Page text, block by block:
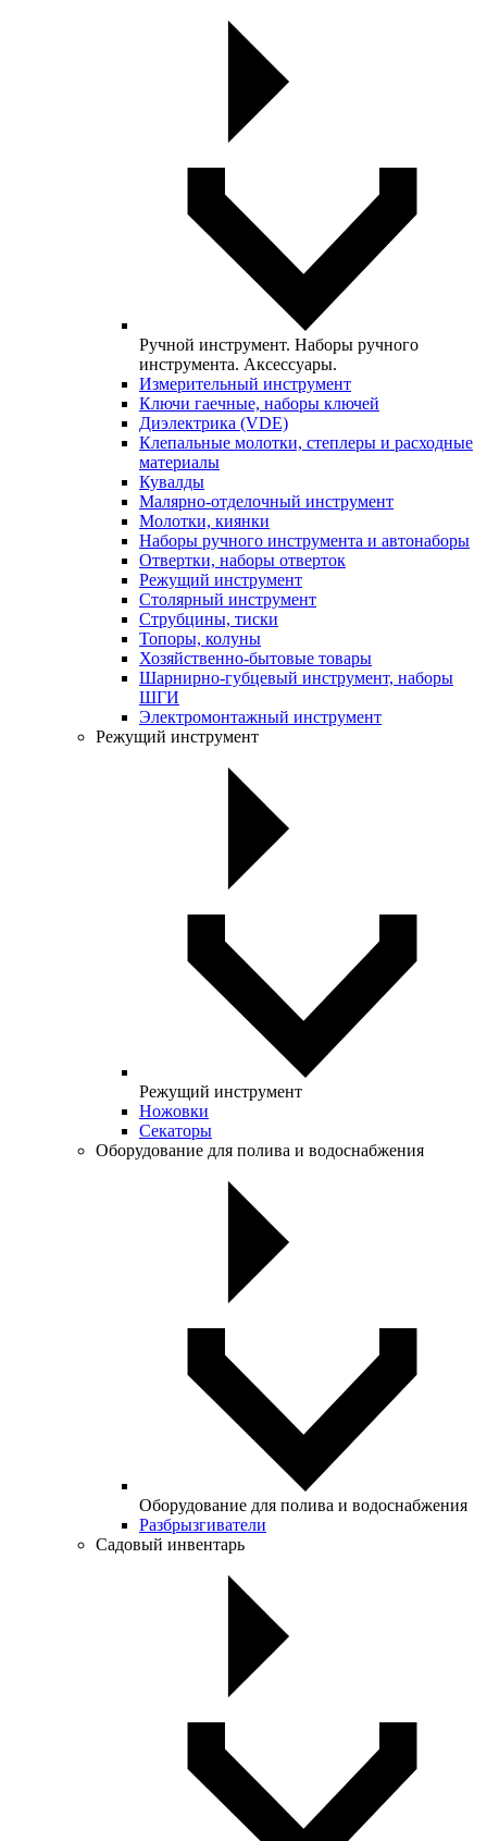
Ручной инструмент. Наборы ручного
инструмента. Аксессуары.
Измерительный инструмент
Ключи гаечные, наборы ключей
Диэлектрика (VDE)
Клепальные молотки, степлеры и расходные
материалы
Кувалды
Малярно-отделочный инструмент
Молотки, киянки
Наборы ручного инструмента и автонаборы
Отвертки, наборы отверток
Режущий инструмент
Столярный инструмент
Струбцины, тиски
Топоры, колуны
Хозяйственно-бытовые товары
Шарнирно-губцевый инструмент, наборы
ШГИ
Электромонтажный инструмент
Режущий инструмент
Режущий инструмент
Ножовки
Секаторы
Оборудование для полива и водоснабжения
Оборудование для полива и водоснабжения
Разбрызгиватели
Садовый инвентарь